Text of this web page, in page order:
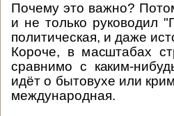
Почему это важно?
и не только руководил
политическая, и даже
Короче, в масштабах
сравнимо с каким-
идёт о бытовухе или
международная.